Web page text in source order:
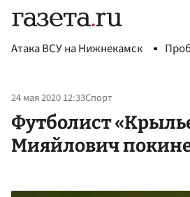
Атака ВСУ на Нижнекамск
24 мая 2020 12:33Спорт
Футболист
Мияйлович